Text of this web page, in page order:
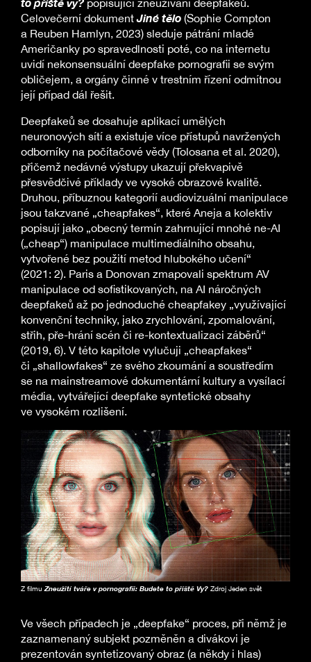
popisující zneužívání deepfakeů.
Celovečerní dokumentJiné tělo (Sophie Compton
a Reuben Hamlyn, 2023) sleduje pátrání mladé
Američanky po spravedlnosti poté, co na internetu
uvidí nekonsensuální deepfake pornografii se svým
obličejem, a orgány činné v trestním řízení odmítnou
její případ dál řešit.
Deepfakeů se dosahuje aplikací umělých
neuronových sítí a existuje více přístupů navržených
odborníky na počítačové vědy (Tolosana et al. 2020),
přičemž nedávné výstupy ukazují překvapivě
přesvědčivé příklady ve vysoké obrazové kvalitě.
Druhou, příbuznou kategorií audiovizuální manipulace
jsou takzvané „cheapfakes“, které Aneja a kolektiv
popisují jako „obecný termín zahrnující mnohé ne-AI
(„cheap“) manipulace multimediálního obsahu,
vytvořené bez použití metod hlubokého učení“
(2021: 2). Paris a Donovan zmapovali spektrum AV
manipulace od sofistikovaných, na AI náročných
deepfakeů až po jednoduché cheapfakey „využívající
konvenční techniky, jako zrychlování, zpomalování,
střih, pře-hrání scén či re-kontextualizaci záběrů“
(2019, 6). V této kapitole vylučuji „cheapfakes“
či „shallowfakes“ ze svého zkoumání a soustředím
se na mainstreamové dokumentární kultury a vysílací
média, vytvářející deepfake syntetické obsahy
ve vysokém rozlišení.
Z filmuZneužití tváře v pornografii: Budete to příště Vy? Zdroj Jeden svět
Ve všech případech je „deepfake“ proces, při němž je
zaznamenaný subjekt pozměněn a divákovi je
prezentován syntetizovaný obraz (a někdy i hlas)